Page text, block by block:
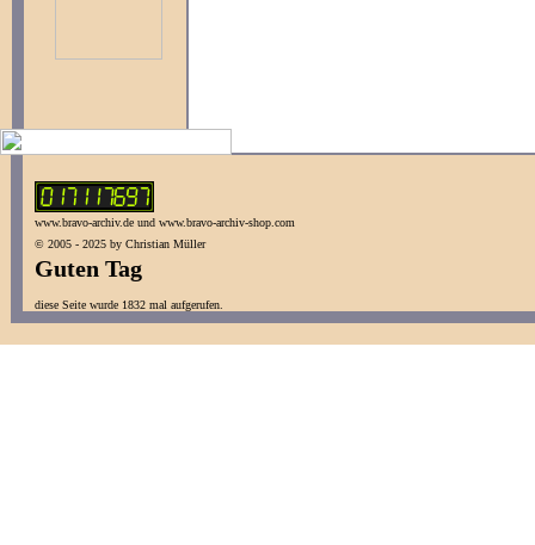
www.bravo-archiv.de und www.bravo-archiv-shop.com
© 2005 - 2025 by Christian Müller
Guten Tag
diese Seite wurde 1832 mal aufgerufen.